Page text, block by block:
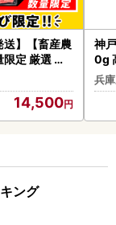
送】【畜産農
定 厳選 宮
計800g FN
26-2
14,500
神
0g
35)
兵
ング